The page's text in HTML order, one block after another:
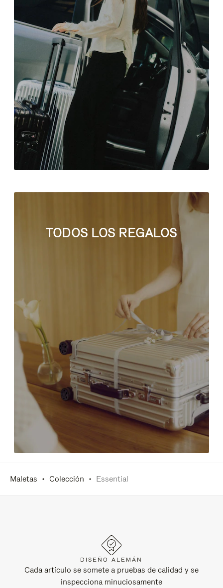
TODOS LOS REGALOS
Maletas Colección Essential
DISEÑO ALEMÁN
Cada artículo se somete a pruebas de calidad y se
inspecciona minuciosamente